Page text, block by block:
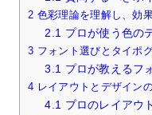
2 色彩理論を理解し、効
2.1 プロが使う色の
3 フォント選びとタイポ
3.1 プロが教えるフ
4 レイアウトとデザイン
4.1 プロのレイアウ